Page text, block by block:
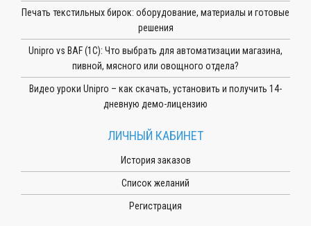
Печать текстильных бирок: оборудование, материалы и готовые
решения
Unipro vs BAF (1С): Что выбрать для автоматизации магазина,
пивной, мясного или овощного отдела?
Видео уроки Unipro – как скачать, установить и получить 14-
дневную демо-лицензию
ЛИЧНЫЙ КАБИНЕТ
История заказов
Список желаний
Регистрация